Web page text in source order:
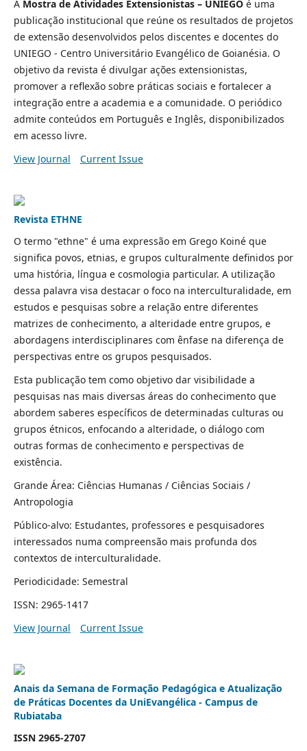
A Mostra de Atividades Extensionistas – UNIEGOé uma
publicação institucional que reúne os resultados de projetos
de extensão desenvolvidos pelos discentes e docentes do
UNIEGO - Centro Universitário Evangélico de Goianésia. O
objetivo da revista é divulgar ações extensionistas,
promover a reflexão sobre práticas sociais e fortalecer a
integração entre a academia e a comunidade. O periódico
admite conteúdos em Português e Inglês, disponibilizados
em acesso livre.
View Journal
Current Issue
Revista ETHNE
O termo "ethne" é uma expressão em Grego Koiné que
significa povos, etnias, e grupos culturalmente definidos por
uma história, língua e cosmologia particular. A utilização
dessa palavra visa destacar o foco na interculturalidade, em
estudos e pesquisas sobre a relação entre diferentes
matrizes de conhecimento, a alteridade entre grupos, e
abordagens interdisciplinares com ênfase na diferença de
perspectivas entre os grupos pesquisados.
Esta publicação tem como objetivo dar visibilidade a
pesquisas nas mais diversas áreas do conhecimento que
abordem saberes específicos de determinadas culturas ou
grupos étnicos, enfocando a alteridade, o diálogo com
outras formas de conhecimento e perspectivas de
existência.
Grande Área: Ciências Humanas / Ciências Sociais /
Antropologia
Público-alvo: Estudantes, professores e pesquisadores
interessados numa compreensão mais profunda dos
contextos de interculturalidade.
Periodicidade: Semestral
ISSN: 2965-1417
View Journal
Current Issue
Anais da Semana de Formação Pedagógica e Atualização
de Práticas Docentes da UniEvangélica - Campus de
Rubiataba
ISSN 2965-2707